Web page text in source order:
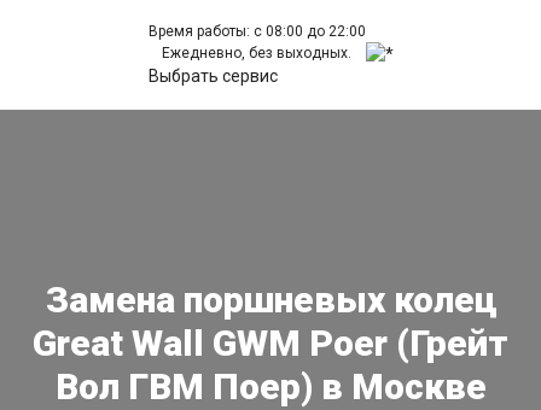
Время работы: с 08:00 до 22:00
Ежедневно, без выходных.
Выбрать сервис
Замена поршневых колец
Great Wall GWM Poer (Грейт
Вол ГВМ Поер) в Москве